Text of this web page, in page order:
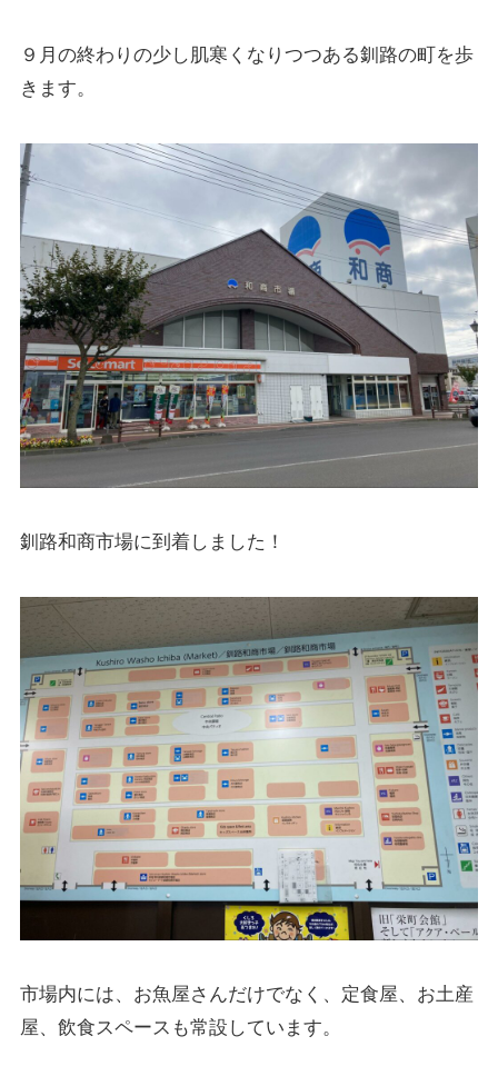
９月の終わりの少し肌寒くなりつつある釧路の町を歩
きます。
釧路和商市場に到着しました！
市場内には、お魚屋さんだけでなく、定食屋、お土産
屋、飲食スペースも常設しています。